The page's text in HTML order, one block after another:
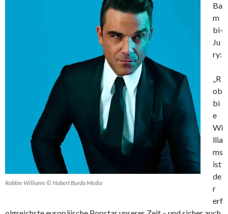
Robbie Williams © Hubert Burda Media
Ba
m
bi-
Ju
ry:
„R
ob
bi
e
Wi
llia
ms
ist
de
r
erf